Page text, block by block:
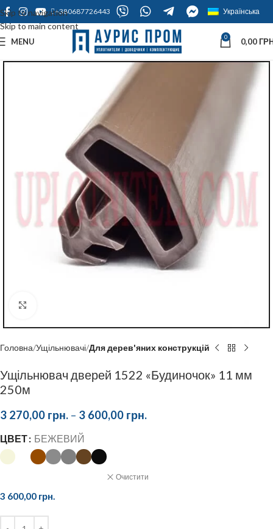
Skip to navigation
Skip to main content
+380687726443 Українська
MENU 0 0,00
Головна Ущільнювачі Для дерев'яних конструкцій
Ущільнювач дверей 1522 «Будиночок» 11 мм
250м
3 270,00 грн. – 3 600,00 грн.
ЦВЕТ БЕЖЕВИЙ
Очистити
3 600,00 грн.